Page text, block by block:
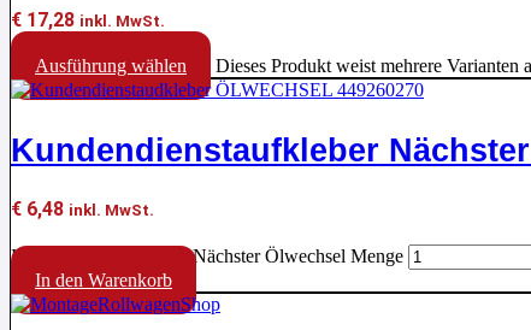
€ 17,28 inkl. MwSt.
Ausführung wählen Dieses Produkt weist mehrere
Kundendienstaufkleber
€ 6,48 inkl. MwSt.
Kundendienstaufkleber Nächster Ölwechsel Menge
In den Warenkorb